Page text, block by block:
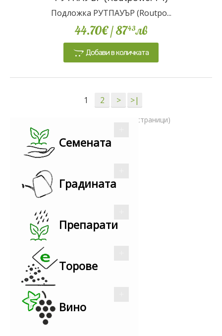
Подложка РУТПАУЪР (Routpo...
44.70€/ 8743лв
Добави в количката
1 2 > >|
Показва 1 до 15 от 24 (2 страници)
Семената
Градината
Препарати
Торове
Вино